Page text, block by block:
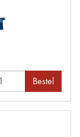
Bestel